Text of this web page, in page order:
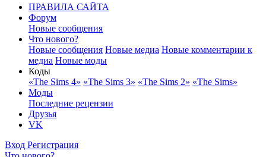
ПРАВИЛА САЙТА
Форум
Новые сообщения
Что нового?
Новые сообщения Новые медиа Новые комментарии к
медиа Новые моды
Коды
«The Sims 4» «The Sims 3» «The Sims 2» «The Sims»
Моды
Последние рецензии
Друзья
VK
Вход Регистрация